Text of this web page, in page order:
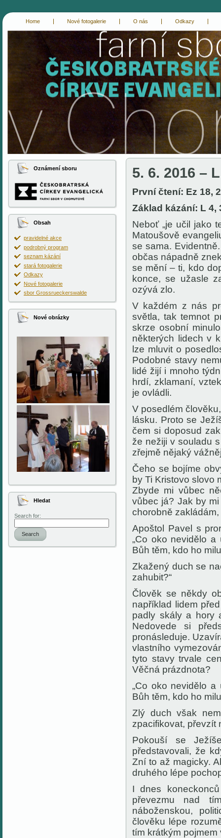
Home Nové fotogalerie O nás Odkazy
Oznámení sboru
Obsah
pravidelné akce
podrobný program
seznam kázání
stará fotogalerie
Odkazy
Nové fotogalerie
sbor Grossrueckerswalde
Nové obrázky
Hledat
Search for:
Search
5. 6. 2016 –
První čtení: Ez 18,
Základ kázání: L 4,
Neboť „je učil jako
Matoušově
se sama.
občas nápadně
se mění – ti, kdo
konce, se užasle
ozývá zlo.
V každém z nás
světla, tak temnot
skrze osobní
některých lidech v
lze mluvit o
Podobné stavy
lidé žijí i mnoho
hrdí, zklamaní,
je ovládli.
V posedlém
lásku. Proto se
čem si doposud
že nežiji v souladu
zřejmě nějaký
Čeho se bojíme
by Ti Kristovo slovo
Zbyde mi vůbec
vůbec já? Jak by
chorobně
Apoštol Pavel s
„Co oko nevidělo
Bůh těm, kdo ho
Zkažený duch se
zahubit?“
Člověk se někdy
například lidem
padly skály a hory
Nedovede si
pronásleduje.
vlastního
tyto stavy trvale
Věčná prázdnota?
„Co oko nevidělo
Bůh těm, kdo ho
Zlý duch však
zpacifikovat, převzít
Pokouší se
představovali, že
Zní to až magicky.
druhého lépe
I dnes
převezmu nad
náboženskou,
člověku lépe
tím krátkým